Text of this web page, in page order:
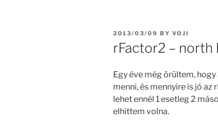
POSTED
ON
2013/03/09 BY VOJI
rFactor2 – north
Egy éve még örültem,
menni, és mennyire is jó
lehet ennél 1 esetleg 2
elhittem volna.